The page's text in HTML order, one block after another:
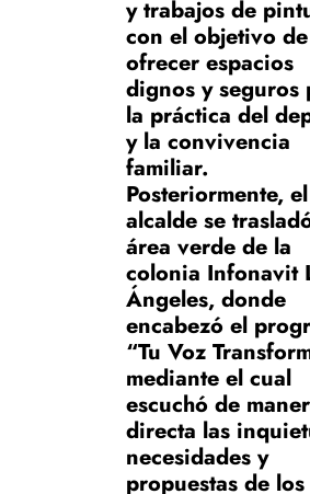
y trabajos de
con el objetivo de
ofrecer espacios
dignos y seguros
la práctica del
y la convivencia
familiar.
Posteriormente, el
alcalde se
área verde de la
colonia Infonavit
Ángeles, donde
encabezó el
“Tu Voz
mediante el cual
escuchó de
directa las
necesidades y
propuestas de los